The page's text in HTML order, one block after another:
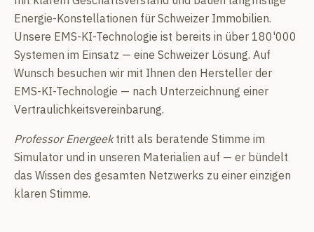
Energie-Konstellationen für Schweizer Immobilien.
Unsere EMS-KI-Technologie ist bereits in über 180'000
Systemen im Einsatz — eine Schweizer Lösung. Auf
Wunsch besuchen wir mit Ihnen den Hersteller der
EMS-KI-Technologie — nach Unterzeichnung einer
Vertraulichkeitsvereinbarung.
Professor Energeektritt als beratende Stimme im
Simulator und in unseren Materialien auf — er bündelt
das Wissen des gesamten Netzwerks zu einer einzigen
klaren Stimme.